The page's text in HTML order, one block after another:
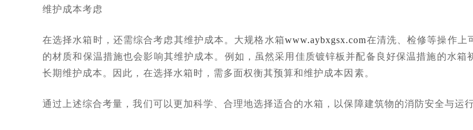
维护成本考虑
在选择水箱时，还需综合考虑其维护成本。大规格水箱www.aybxgsx.com在清洗、检修等操作上
的材质和保温措施也会影响其维护成本。例如，虽然采用佳质镀锌板并配备良好保温措施的水
长期维护成本。因此，在选择水箱时，需多面权衡其预算和维护成本因素。
通过上述综合考量，我们可以更加科学、合理地选择适合的水箱，以保障建筑物的消防安全与运行